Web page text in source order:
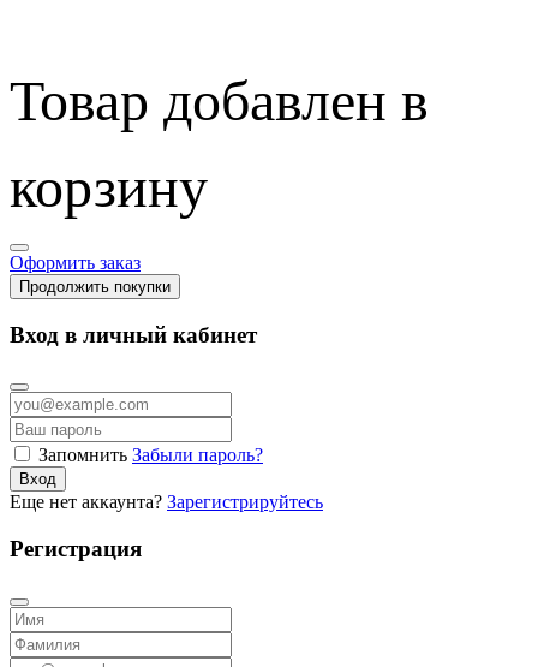
Товар добавлен в
корзину
Оформить заказ
Продолжить покупки
Вход в личный кабинет
Запомнить Забыли пароль?
Вход
Еще нет аккаунта? Зарегистрируйтесь
Регистрация